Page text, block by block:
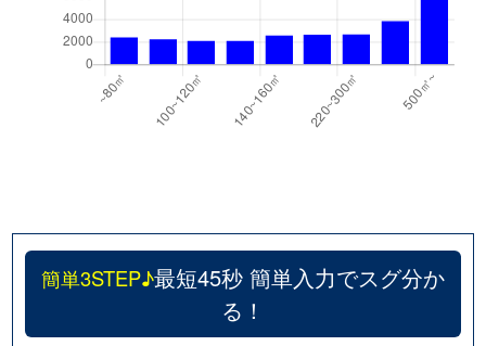
簡単3STEP♪最短45秒 簡単入力でスグ分か
る！